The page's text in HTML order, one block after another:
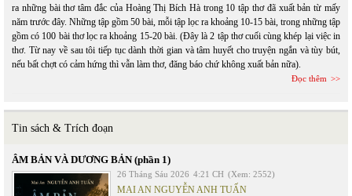
ra những bài thơ tâm đắc của Hoàng Thị Bích Hà trong 10 tập thơ đã xuất bản từ mấy
năm trước đây. Những tập gồm 50 bài, mỗi tập lọc ra khoảng 10-15 bài, trong những tập
gồm có 100 bài thơ lọc ra khoảng 15-20 bài. (Đây là 2 tập thơ cuối cùng khép lại việc in
thơ. Từ nay về sau tôi tiếp tục dành thời gian và tâm huyết cho truyện ngắn và tùy bút,
nếu bất chợt có cảm hứng thì vẫn làm thơ, đăng báo chứ không xuất bản nữa).
Đọc thêm
Tin sách & Trích đoạn
ÂM BẢN VÀ DƯƠNG BẢN (phần 1)
26 Tháng Sáu 2026 4:21 CH (Xem: 2552)
MAI AN NGUYỄN ANH TUẤN